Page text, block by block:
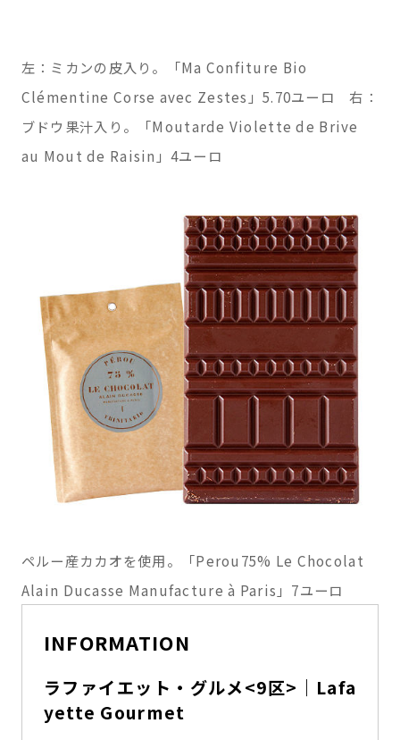
左：ミカンの皮入り。「Ma Confiture Bio
Clémentine Corse avec Zestes」5.70ユーロ 右：
ブドウ果汁入り。「Moutarde Violette de Brive
au Mout de Raisin」4ユーロ
ペルー産カカオを使用。「Perou75% Le Chocolat
Alain Ducasse Manufacture à Paris」7ユーロ
INFORMATION
ラファイエット・グルメ<9区>｜Lafa
yette Gourmet